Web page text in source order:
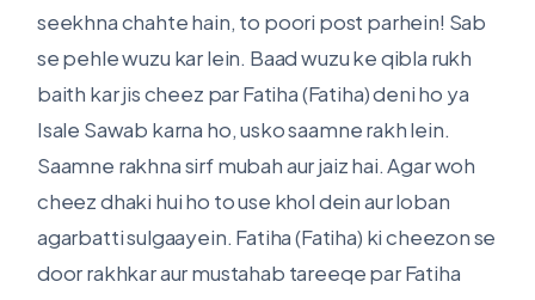
seekhna chahte hain, to poori post parhein! Sab
se pehle wuzu kar lein. Baad wuzu ke qibla rukh
baith kar jis cheez par Fatiha (Fatiha) deni ho ya
Isale Sawab karna ho, usko saamne rakh lein.
Saamne rakhna sirf mubah aur jaiz hai. Agar woh
cheez dhaki hui ho to use khol dein aur loban
agarbatti sulgaayein. Fatiha (Fatiha) ki cheezon se
door rakhkar aur mustahab tareeqe par Fatiha